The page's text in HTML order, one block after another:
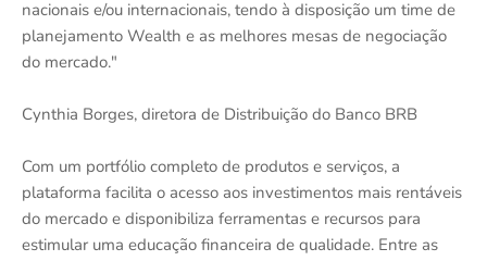
nacionais e/ou internacionais, tendo à disposição um time de
planejamento Wealth e as melhores mesas de negociação
do mercado."
Cynthia Borges, diretora de Distribuição do Banco BRB
Com um portfólio completo de produtos e serviços, a
plataforma facilita o acesso aos investimentos mais rentáveis
do mercado e disponibiliza ferramentas e recursos para
estimular uma educação financeira de qualidade. Entre as